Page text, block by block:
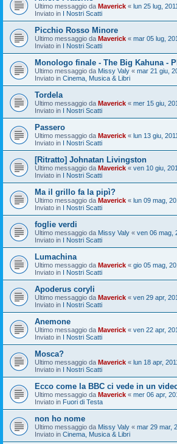
Ultimo messaggio da Maverick « lun 25 lug,
Inviato in I Nostri Scatti
Picchio Rosso Minore
Ultimo messaggio da Maverick « mar 05 lug,
Inviato in I Nostri Scatti
Monologo finale - The Big Kahuna -
Ultimo messaggio da Missy Valy « mar 21 giu,
Inviato in Cinema, Musica & Libri
Tordela
Ultimo messaggio da Maverick « mer 15 giu,
Inviato in I Nostri Scatti
Passero
Ultimo messaggio da Maverick « lun 13 giu,
Inviato in I Nostri Scatti
[Ritratto] Johnatan Livingston
Ultimo messaggio da Maverick « ven 10 giu,
Inviato in I Nostri Scatti
Ma il grillo fa la pipì?
Ultimo messaggio da Maverick « lun 09 mag,
Inviato in I Nostri Scatti
foglie verdi
Ultimo messaggio da Missy Valy « ven 06 mag,
Inviato in I Nostri Scatti
Lumachina
Ultimo messaggio da Maverick « gio 05 mag,
Inviato in I Nostri Scatti
Apoderus coryli
Ultimo messaggio da Maverick « ven 29 apr,
Inviato in I Nostri Scatti
Anemone
Ultimo messaggio da Maverick « ven 22 apr,
Inviato in I Nostri Scatti
Mosca?
Ultimo messaggio da Maverick « lun 18 apr,
Inviato in I Nostri Scatti
Ecco come la BBC ci vede in un
Ultimo messaggio da Maverick « mer 06 apr,
Inviato in Fuori di Testa
non ho nome
Ultimo messaggio da Missy Valy « mar 29 mar,
Inviato in Cinema, Musica & Libri